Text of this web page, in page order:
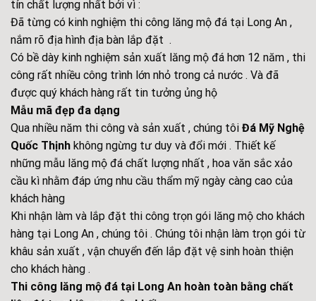
tín chất lượng nhất bởi vì :
Đã từng có kinh nghiệm thi công lăng mộ đá tại Long An ,
nắm rõ địa hình địa bàn lắp đặt .
Có bề dày kinh nghiệm sản xuất lăng mộ đá hơn 12 năm , thi
công rất nhiều công trình lớn nhỏ trong cả nước . Và đã
được quý khách hàng rất tin tưởng ủng hộ
Mẫu mã đẹp đa dạng
Qua nhiều năm thi công và sản xuất , chúng tôi Đá Mỹ Nghệ
Quốc Thịnh không ngừng tư duy và đổi mới . Thiết kế
những mẫu lăng mộ đá chất lượng nhất , hoa văn sắc xảo
cầu kì nhằm đáp ứng nhu cầu thẩm mỹ ngày càng cao của
khách hàng
Khi nhận làm và lắp đặt thi công trọn gói lăng mộ cho khách
hàng tại Long An , chúng tôi . Chúng tôi nhận làm trọn gói từ
khâu sản xuất , vận chuyển đến lắp đặt vệ sinh hoàn thiện
cho khách hàng .
Thi công lăng mộ đá tại Long An hoàn toàn bằng chất